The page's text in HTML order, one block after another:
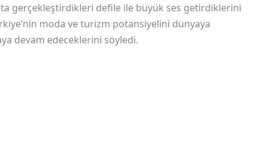
gerçekleştirdikleri defile ile büyük ses getirdiklerini
moda ve turizm potansiyelini dünyaya
devam edeceklerini söyledi.